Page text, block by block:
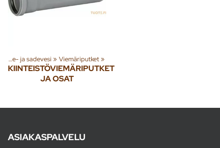
Jäte- ja sadevesi ‪» Viemäriputket‪»
KIINTEISTÖVIEMÄRIPUTKET
JA OSAT
ASIAKASPALVELU